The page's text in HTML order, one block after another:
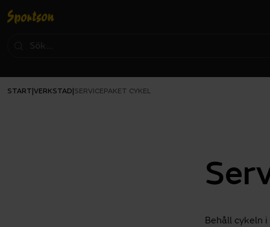
START VERKSTAD SERVICEPAKET CYKEL
Behåll cykeln